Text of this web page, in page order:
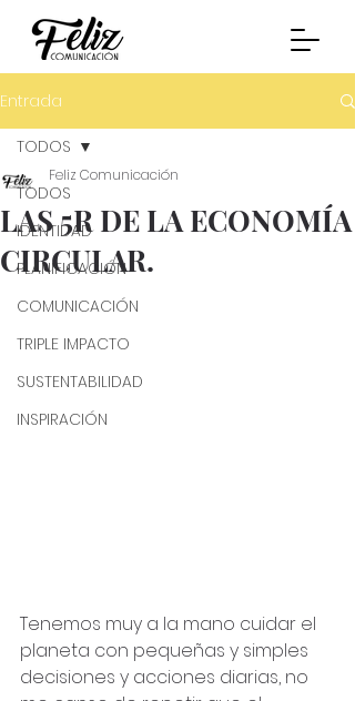
Entrada
TODOS
IDENTIDAD
PLANIFICACIÓN
COMUNICACIÓN
TRIPLE IMPACTO
SUSTENTABILIDAD
INSPIRACIÓN
TODOS
LAS 5R DE LA ECONOMÍA
CIRCULAR.
Feliz Comunicación
Tenemos muy a la mano cuidar el
planeta con pequeñas y simples
decisiones y acciones diarias, no